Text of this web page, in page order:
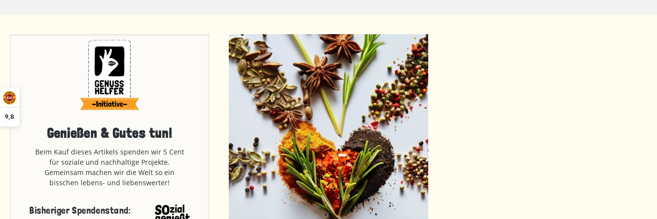
9,8
Genießen & Gutes tun!
Beim Kauf dieses Artikels spenden wir 5 Cent
für soziale und nachhaltige Projekte.
Gemeinsam machen wir die Welt so ein
bisschen lebens- und liebenswerter!
Bisheriger Spendenstand: